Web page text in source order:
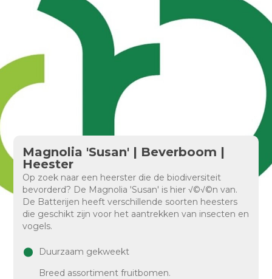
Magnolia 'Susan' | Beverboom |
Heester
Op zoek naar een heerster die de biodiversiteit
bevorderd? De Magnolia 'Susan' is hier √©√©n van.
De Batterijen heeft verschillende soorten heesters
die geschikt zijn voor het aantrekken van insecten en
vogels.
Duurzaam gekweekt
Breed assortiment fruitbomen.